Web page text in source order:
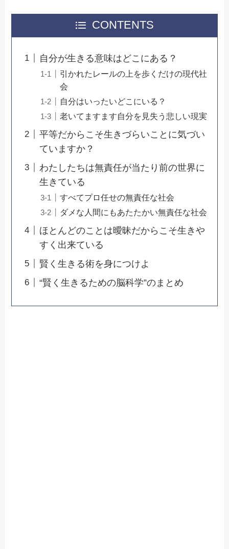
CONTENTS
自分が生きる意味はどこにある？
引かれたレールの上を歩くだけの現代社
会
自分はいったいどこにいる？
老いてますます自分を見失う悲しい現実
平等だからこそ生きづらいことに気づい
ていますか？
わたしたちは無責任が当たり前の世界に
生きている
すべてプロ任せの無責任な社会
ダメな人間にもあたたかい無責任な社会
ほとんどのことは曖昧だからこそ生きや
すく出来ている
賢く生きる術を身につけよ
“賢く生きるための脳科学”のまとめ